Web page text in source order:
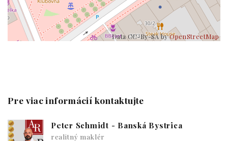
Data CC-By-SA byOpenStreetMap
Pre viac informácií kontaktujte
Peter Schmidt - Banská Bystrica
realitný maklér